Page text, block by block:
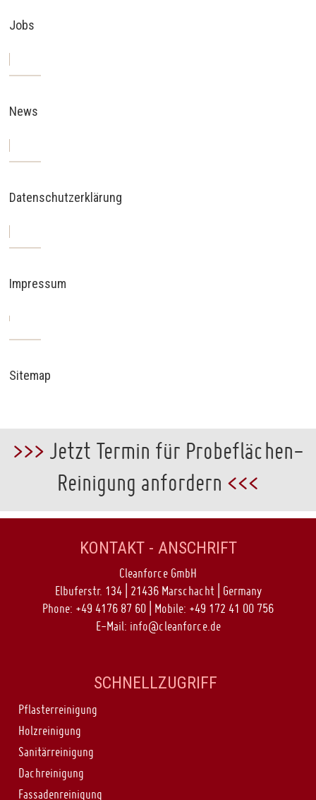
Jobs
News
Datenschutzerklärung
Impressum
Sitemap
>>> Jetzt Termin für Probeflächen-
Reinigung anfordern <<<
KONTAKT - ANSCHRIFT
Cleanforce GmbH
Elbuferstr. 134 | 21436 Marschacht | Germany
Phone: +49 4176 87 60 | Mobile: +49 172 41 00 756
E-Mail: info@cleanforce.de
SCHNELLZUGRIFF
Pflasterreinigung
Holzreinigung
Sanitärreinigung
Dachreinigung
Fassadenreinigung